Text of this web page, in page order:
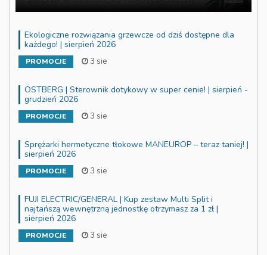
Ekologiczne rozwiązania grzewcze od dziś dostępne dla
każdego! | sierpień 2026
PROMOCJE 3 sie
ÖSTBERG | Sterownik dotykowy w super cenie! | sierpień -
grudzień 2026
PROMOCJE 3 sie
Sprężarki hermetyczne tłokowe MANEUROP – teraz taniej! |
sierpień 2026
PROMOCJE 3 sie
FUJI ELECTRIC/GENERAL | Kup zestaw Multi Split i
najtańszą wewnętrzną jednostkę otrzymasz za 1 zł |
sierpień 2026
PROMOCJE 3 sie